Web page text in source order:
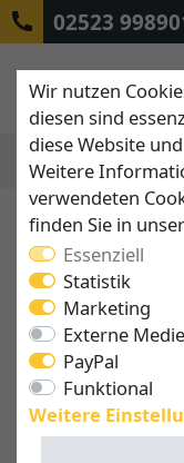
02523
Wir nutzen
diesen sind
diese Website
Weitere
verwendeten
finden Sie in
Essenziell
Statistik
Marketing
Externe
PayPal
Funktional
Weitere